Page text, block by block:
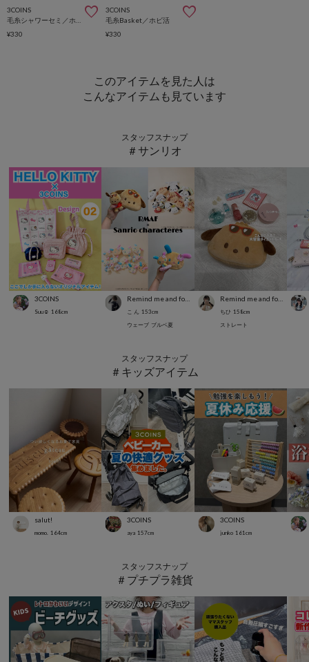
3COINS
¥330
3COINS
毛糸Basket／ホビ活
¥330
このアイテムを見た人は
こんなアイテムも見ています
スタッフスナップ
＃サンリオ
3COINS
Suu☺︎ 168cm こ ん 153cm
ウェーブ ブルベ夏
Remind me and forever
ちひ 158cm
ストレート
スタッフスナップ
＃キッズアイテム
salut!
momo. 164cm
3COINS
aya 157cm
3COINS
junko 161cm
スタッフスナップ
＃プチプラ雑貨